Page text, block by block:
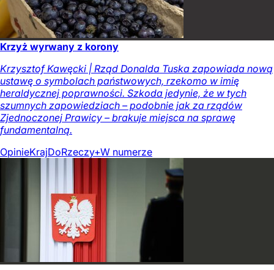
Krzyż wyrwany z korony
Krzysztof Kawęcki | Rząd Donalda Tuska zapowiada nową
ustawę o symbolach państwowych, rzekomo w imię
heraldycznej poprawności. Szkoda jedynie, że w tych
szumnych zapowiedziach – podobnie jak za rządów
Zjednoczonej Prawicy – brakuje miejsca na sprawę
fundamentalną.
OpinieKrajDoRzeczy+W numerze